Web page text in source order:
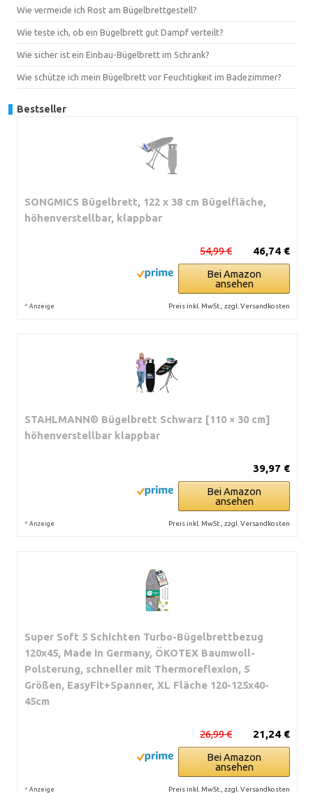
Wie vermeide ich Rost am Bügelbrettgestell?
Wie teste ich, ob ein Bügelbrett gut Dampf verteilt?
Wie sicher ist ein Einbau-Bügelbrett im Schrank?
Wie schütze ich mein Bügelbrett vor Feuchtigkeit im Badezimmer?
Bestseller
SONGMICS Bügelbrett, 122 x 38 cm Bügelfläche,
höhenverstellbar, klappbar
46,74 €
54,99 €
Bei Amazon
ansehen
* Anzeige Preis inkl. MwSt., zzgl. Versandkosten
STAHLMANN® Bügelbrett Schwarz [110 × 30 cm]
höhenverstellbar klappbar
39,97 €
Bei Amazon
ansehen
* Anzeige Preis inkl. MwSt., zzgl. Versandkosten
Super Soft 5 Schichten Turbo-Bügelbrettbezug
120x45, Made in Germany, ÖKOTEX Baumwoll-
Polsterung, schneller mit Thermoreflexion, 5
Größen, EasyFit+Spanner, XL Fläche 120-125x40-
45cm
21,24 €
26,99 €
Bei Amazon
ansehen
* Anzeige Preis inkl. MwSt., zzgl. Versandkosten